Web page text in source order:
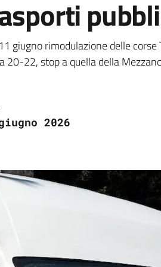
giugno rimodulazione delle
20-22, stop a quella della
2026